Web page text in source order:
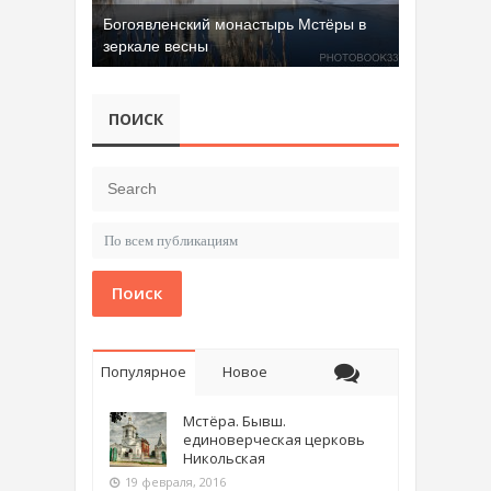
Богоявленский монастырь Мстёры в
зеркале весны
ПОИСК
Поиск
Популярное Новое
Мстёра. Бывш.
единоверческая церковь
Никольская
19 февраля, 2016